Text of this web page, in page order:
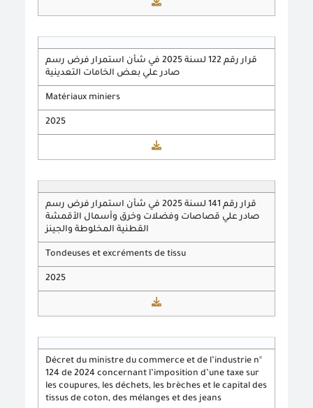
قرار رقم 122 لسنة 2025 في شأن استمرار فرض رسم
صادر علي بعض الخامات التعدينية
Matériaux miniers
2025
قرار رقم 141 لسنة 2025 في شأن استمرار فرض رسم
صادر علي قصاصات وفضلات وخرق وأسمال الأقمشة
القطنية المخلوطة والجينز
Tondeuses et excréments de tissu
2025
Décret du ministre du commerce et de l’industrie n°
124 de 2024 concernant l’imposition d’une taxe sur
les coupures, les déchets, les brèches et le capital des
tissus de coton, des mélanges et des jeans